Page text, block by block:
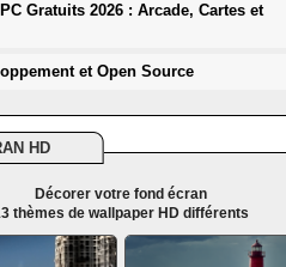
Gratuits 2026 : Arcade, Cartes et
et Open Source
HD
Décorer votre fond écran
thèmes de wallpaper HD différents